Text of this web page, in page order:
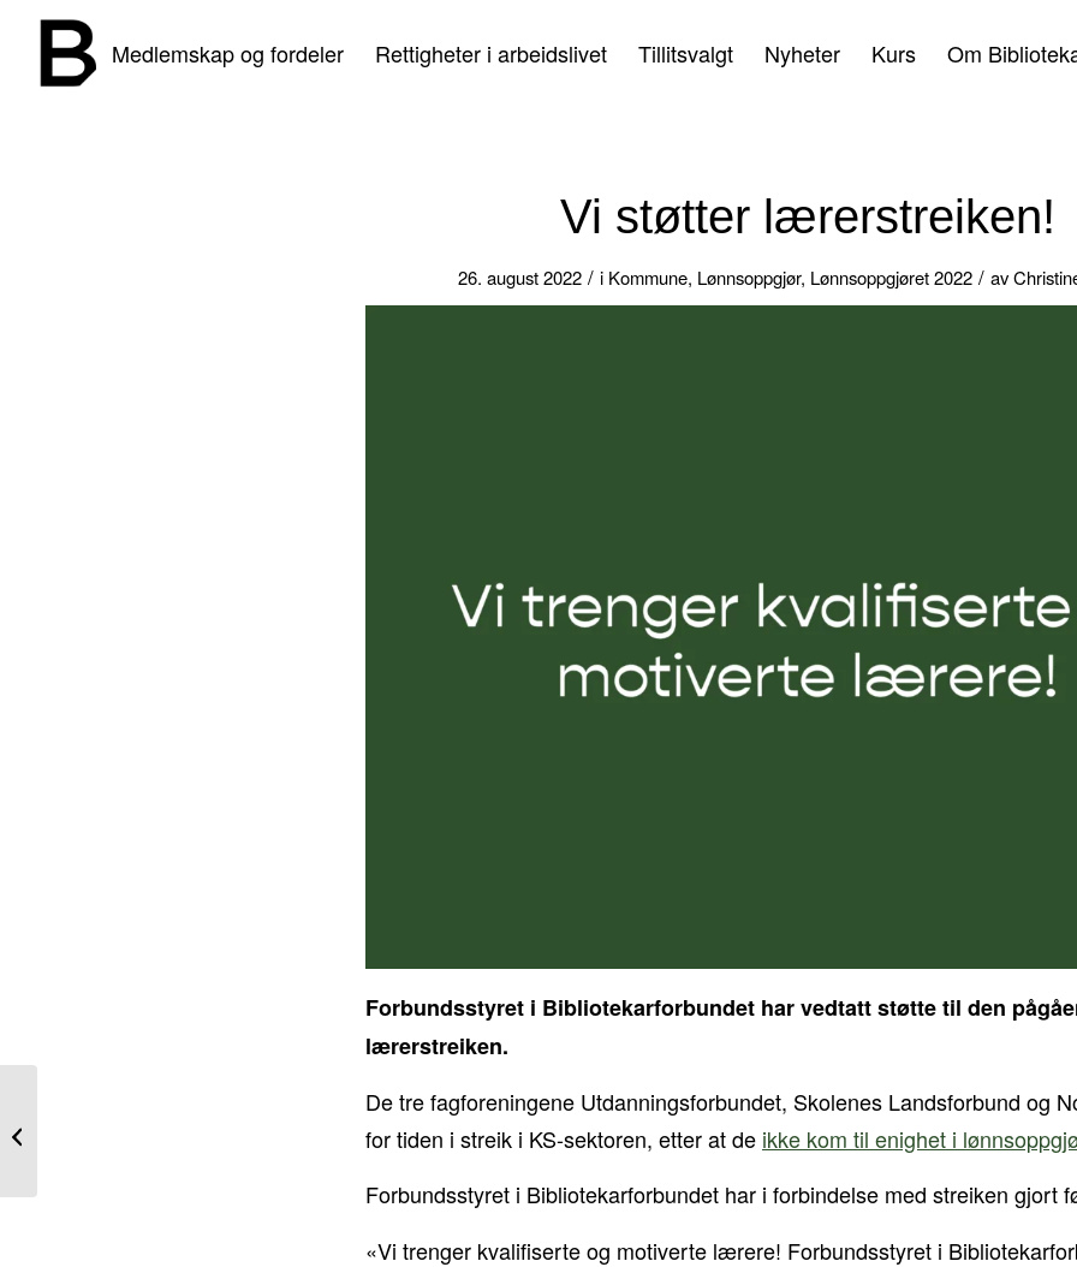
Medlemskap og fordeler Rettigheter i arbeidslivet Tillitsvalgt Nyheter Kurs Om
Vi støtter lærerstreiken!
26. august 2022 / i Kommune, Lønnsoppgjør, Lønnsoppgjøret 2022 / av
Forbundsstyret i Bibliotekarforbundet har vedtatt støtte til den
lærerstreiken.
De tre fagforeningene Utdanningsforbundet, Skolenes Landsforbund og
for tiden i streik i KS-sektoren, etter at de ikke kom til enighet i
Forbundsstyret i Bibliotekarforbundet har i forbindelse med streiken gjort
«Vi trenger kvalifiserte og motiverte lærere! Forbundsstyret i